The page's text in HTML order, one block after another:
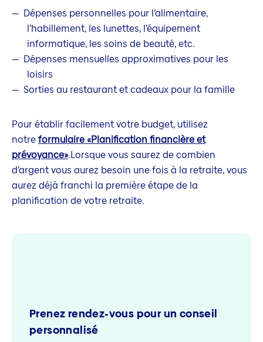
Dépenses personnelles pour l’alimentaire,
l’habillement, les lunettes, l’équipement
informatique, les soins de beauté, etc.
Dépenses mensuelles approximatives pour les
loisirs
Sorties au restaurant et cadeaux pour la famille
Pour établir facilement votre budget, utilisez
notreformulaire «Planification financière et
prévoyance».Lorsque vous saurez de combien
d’argent vous aurez besoin une fois à la retraite, vous
aurez déjà franchi la première étape de la
planification de votre retraite.
Prenez rendez-vous pour un conseil
personnalisé